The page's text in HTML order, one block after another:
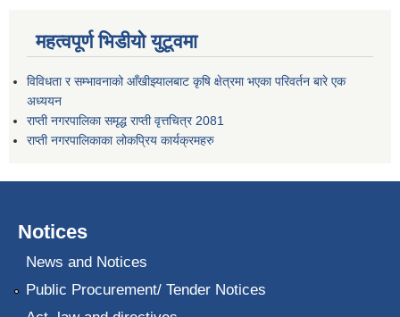
महत्वपूर्ण भिडीयो युटूवमा
विविधता र सम्भावनाको आँखीझ्यालबाट कृषि क्षेत्रमा भएका परिवर्तन बारे एक
अध्ययन
राप्ती नगरपालिका समृद्ध राप्ती वृत्तचित्र 2081
राप्ती नगरपालिकाका लोकप्रिय कार्यक्रमहरु
Notices
News and Notices
Public Procurement/ Tender Notices